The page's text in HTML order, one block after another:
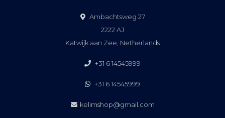
Ambachtsweg 27
2222 AJ
Katwijk aan Zee, Netherlands
+31 6 14545999
+31 6 14545999
kelimshop@gmail.com